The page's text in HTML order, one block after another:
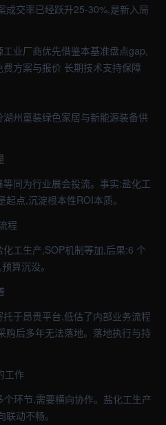
成交率已经跃升25-30%,是新入局
业厂商优先借鉴本基准盘点gap,
方案与报价 长期技术支持保障
州童装绿色家居与新能源装备供
同为行业展会投流。事实:盐化工
点,沉淀根本性ROI本质。
程
工生产,SOP机制等加,后果:6 个
算沉没。
于昂贵平台,低估了内部业务流程
购后多年无法落地。落地执行与持
工作
环节,需要横向协作。盐化工生产
动不畅。